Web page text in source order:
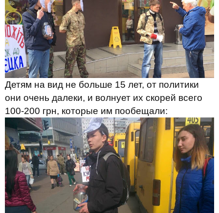
Детям на вид не больше 15 лет, от политики
они очень далеки, и волнует их скорей всего
100-200 грн, которые им пообещали: